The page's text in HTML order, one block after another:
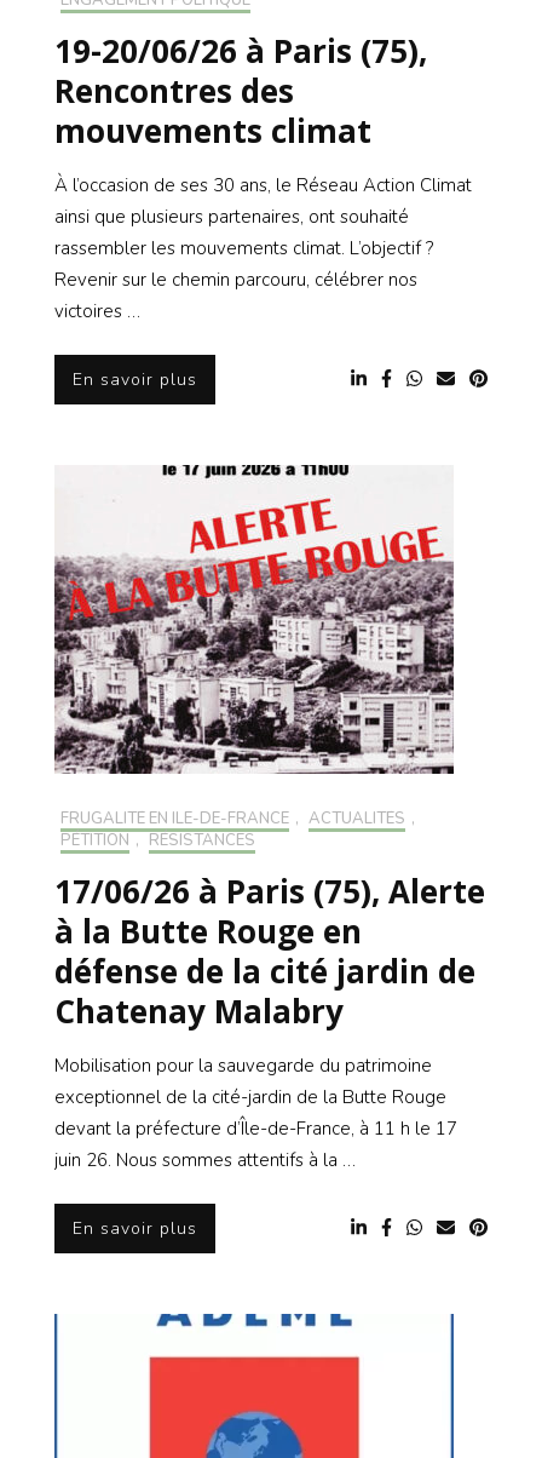
19-20/06/26 à Paris (75),
Rencontres des
mouvements climat
À l’occasion de ses 30 ans, le Réseau Action Climat
ainsi que plusieurs partenaires, ont souhaité
rassembler les mouvements climat. L’objectif ?
Revenir sur le chemin parcouru, célébrer nos
victoires …
En savoir plus
FRUGALITÉ EN ILE-DE-FRANCE , ACTUALITÉS ,
PÉTITION , RÉSISTANCES
17/06/26 à Paris (75), Alerte
à la Butte Rouge en
défense de la cité jardin de
Chatenay Malabry
Mobilisation pour la sauvegarde du patrimoine
exceptionnel de la cité-jardin de la Butte Rouge
devant la préfecture d’Île-de-France, à 11 h le 17
juin 26. Nous sommes attentifs à la …
En savoir plus